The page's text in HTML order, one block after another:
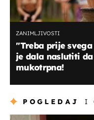
ZANIMLJIVOSTI
''Treba prije
je dala naslutiti
mukotrpna!
POGLEDAJ I